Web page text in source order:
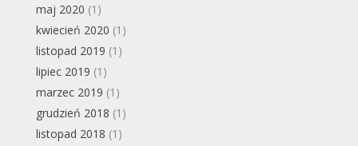
maj 2020 (1)
kwiecień 2020 (1)
listopad 2019 (1)
lipiec 2019 (1)
marzec 2019 (1)
grudzień 2018 (1)
listopad 2018 (1)